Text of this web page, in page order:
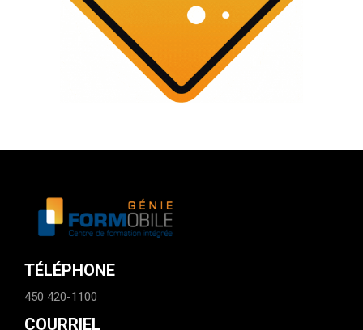
TÉLÉPHONE
450 420-1100
COURRIEL